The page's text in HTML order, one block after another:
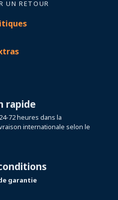
UN RETOUR
rapide
72 heures dans la
internationale selon le
garantie